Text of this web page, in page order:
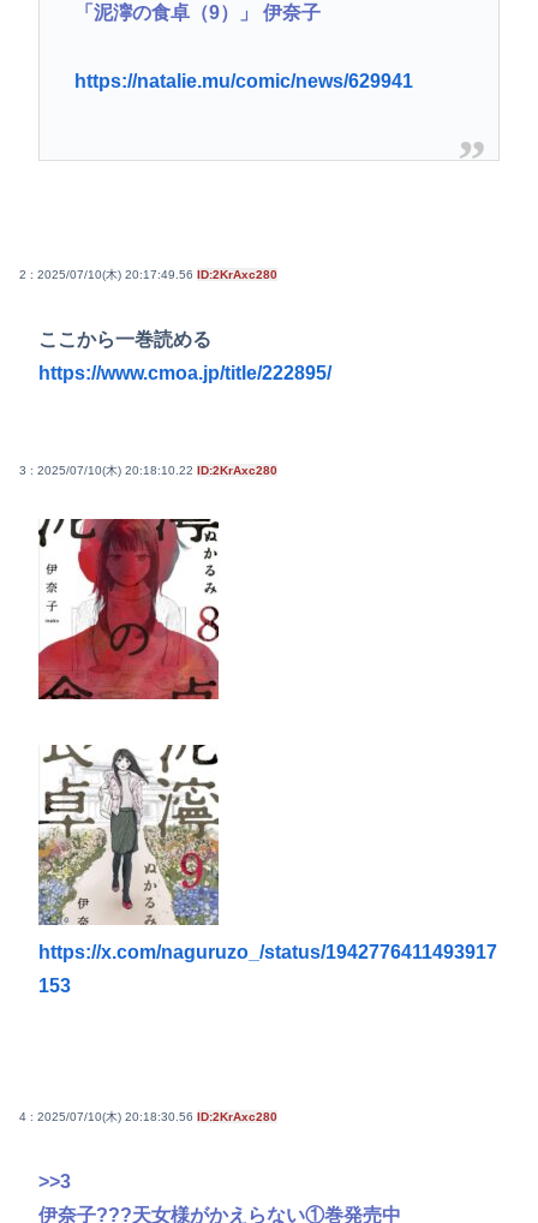
「泥濘の食卓（9）」 伊奈子
https://natalie.mu/comic/news/629941
2 : 2025/07/10(木) 20:17:49.56 ID:2KrAxc280
ここから一巻読める
https://www.cmoa.jp/title/222895/
3 : 2025/07/10(木) 20:18:10.22 ID:2KrAxc280
https://x.com/naguruzo_/status/1942776411493917
153
4 : 2025/07/10(木) 20:18:30.56 ID:2KrAxc280
>>3
伊奈子???天女様がかえらない①巻発売中